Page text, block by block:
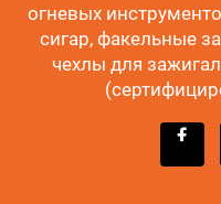
огневых
сигар, факельные
чехлы для